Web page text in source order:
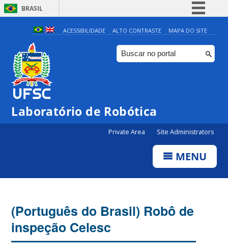
BRASIL
Simplifique!
Comunica BR
Participe
Canais
ACESSIBILIDADE ALTO CONTRASTE MAPA DO SITE
Laboratório de Robótica
Private Area Site Administrators
MENU
(Português do Brasil) Robô de
inspeção Celesc